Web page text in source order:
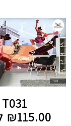
T031
₪115.00